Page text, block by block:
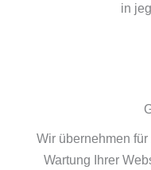
in
Wir übernehmen
Wartung Ihrer